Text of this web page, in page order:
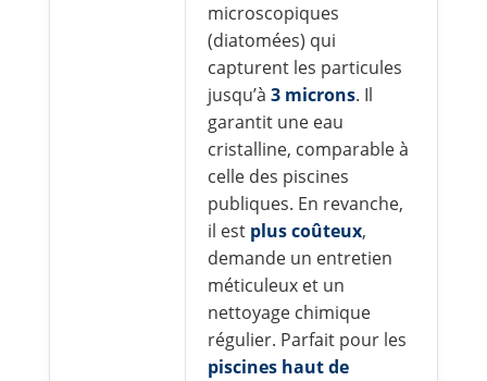
microscopiques
(diatomées) qui
capturent les particules
jusqu’à 3 microns. Il
garantit une eau
cristalline, comparable à
celle des piscines
publiques. En revanche,
il est plus coûteux,
demande un entretien
méticuleux et un
nettoyage chimique
régulier. Parfait pour les
piscines haut de